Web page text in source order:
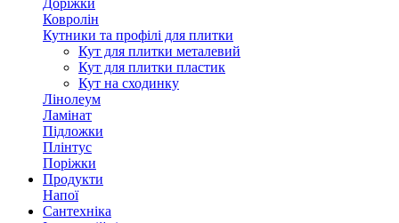
Доріжки
Ковролін
Кутники та профілі для плитки
Кут для плитки металевий
Кут для плитки пластик
Кут на сходинку
Лінолеум
Ламінат
Підложки
Плінтус
Поріжки
Продукти
Напої
Сантехніка